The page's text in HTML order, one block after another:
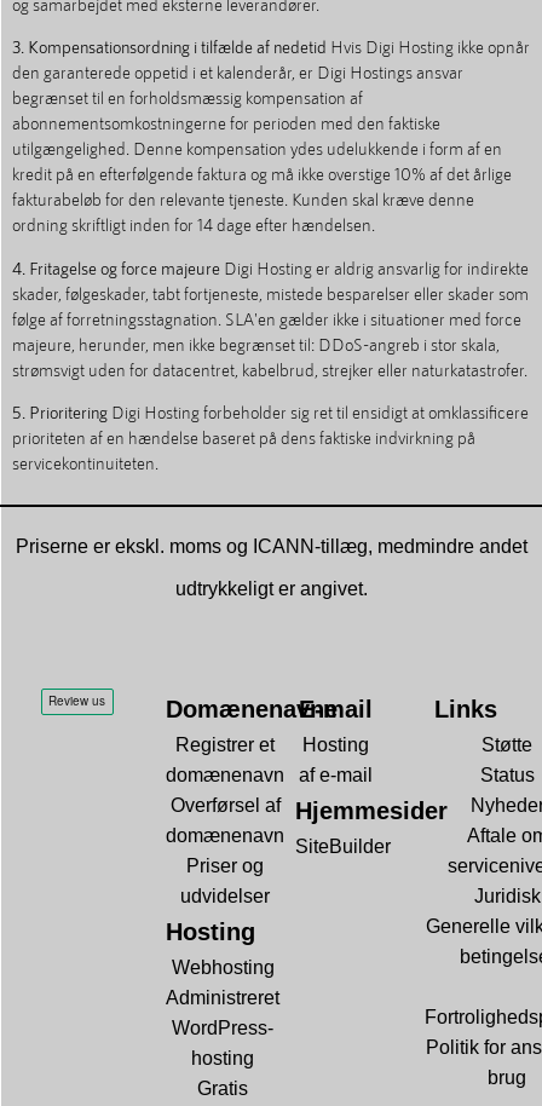
3. Kompensationsordning i tilfælde af nedetid Hvis Digi Hosting ikke opnår
den garanterede oppetid i et kalenderår, er Digi Hostings ansvar
begrænset til en forholdsmæssig kompensation af
abonnementsomkostningerne for perioden med den faktiske
utilgængelighed. Denne kompensation ydes udelukkende i form af en
kredit på en efterfølgende faktura og må ikke overstige 10% af det årlige
fakturabeløb for den relevante tjeneste. Kunden skal kræve denne
ordning skriftligt inden for 14 dage efter hændelsen.
4. Fritagelse og force majeure Digi Hosting er aldrig ansvarlig for indirekte
skader, følgeskader, tabt fortjeneste, mistede besparelser eller skader som
følge af forretningsstagnation. SLA'en gælder ikke i situationer med force
majeure, herunder, men ikke begrænset til: DDoS-angreb i stor skala,
strømsvigt uden for datacentret, kabelbrud, strejker eller naturkatastrofer.
5. Prioritering Digi Hosting forbeholder sig ret til ensidigt at omklassificere
prioriteten af en hændelse baseret på dens faktiske indvirkning på
servicekontinuiteten.
Priserne er ekskl. moms og ICANN-tillæg, medmindre andet
udtrykkeligt er angivet.
Domænenavne
Registrer et
domænenavn
Overførsel af
domænenavn
Priser og
udvidelser
Hosting
Webhosting
Administreret
WordPress-
hosting
Gratis
E-mail
Hosting
af e-mail
Hjemmesider
SiteBuilder
Links
Støtte
Status
Aftale
Juridisk
Generelle
Politik for
brug